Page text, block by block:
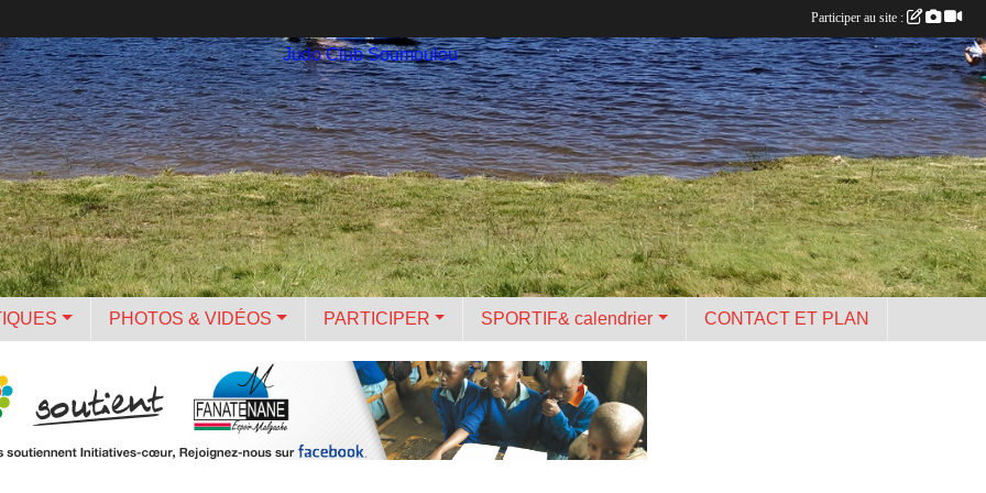
Judo Club Soumoulou
PHOTOS & VIDÉOS PARTICIPER SPORTIF& calendrier CONTACT ET PLAN
Participer au site :